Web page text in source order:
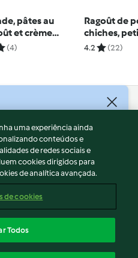
pâtes au
et crème
fraise
(4)
Ragoût de
chiches,
poulpe
4.2 (22)
uma experiência ainda
conteúdos e
de redes sociais e
cookies dirigidos para
de analítica avançada.
de cookies
Todos